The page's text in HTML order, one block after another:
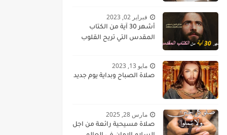
فبراير 02, 2023
أشهر 30 آية من الكتاب
المقدس التي تريح القلوب
مايو 13, 2023
صلاة الصباح وبداية يوم جديد
مارس 28, 2025
صلاة مسيحية رائعة من اجل